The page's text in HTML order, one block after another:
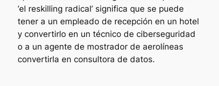
‘el reskilling radical’ significa que se puede
tener a un empleado de recepción en un hotel
y convertirlo en un técnico de ciberseguridad
o a un agente de mostrador de aerolíneas
convertirla en consultora de datos.